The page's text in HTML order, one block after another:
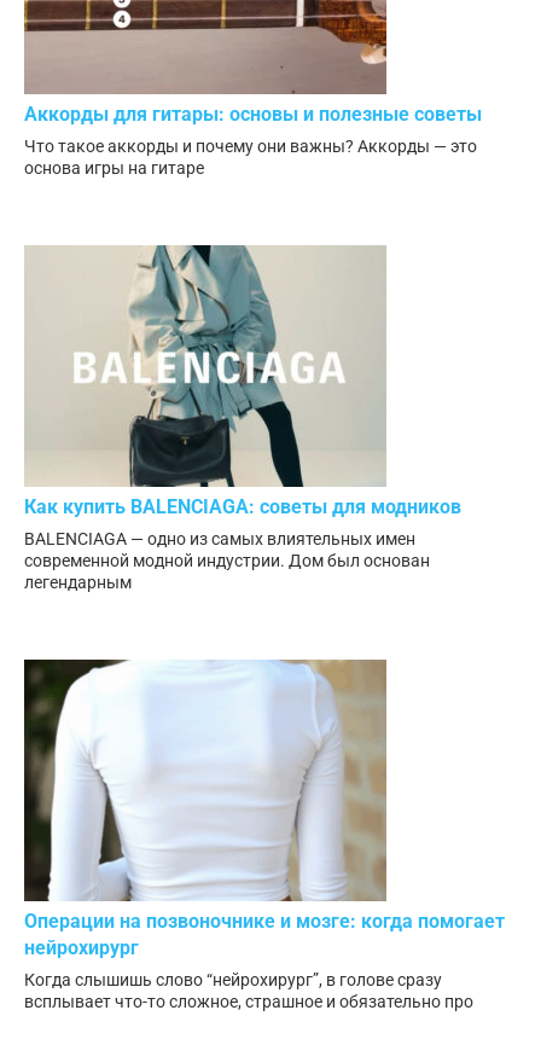
Аккорды для гитары: основы и полезные советы
Что такое аккорды и почему они важны? Аккорды — это
основа игры на гитаре
Как купить BALENCIAGA: советы для модников
BALENCIAGA — одно из самых влиятельных имен
современной модной индустрии. Дом был основан
легендарным
Операции на позвоночнике и мозге: когда помогает
нейрохирург
Когда слышишь слово “нейрохирург”, в голове сразу
всплывает что-то сложное, страшное и обязательно про